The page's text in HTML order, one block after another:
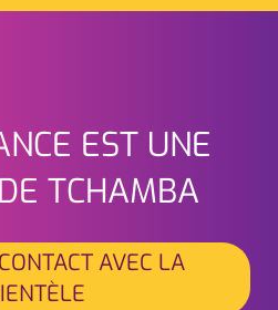
EST UNE
TCHAMBA
AVEC LA